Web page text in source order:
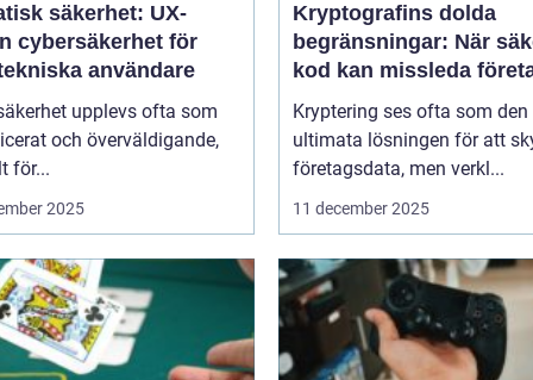
säkerhet: UX-
cybersäkerhet för
användare
upplevs ofta som
och överväldigande,
för...
2025
Kryptografins dolda
begränsningar: När
kod kan missleda
Kryptering ses ofta som den
ultimata lösningen för att
företagsdata, men verkl...
11 december 2025